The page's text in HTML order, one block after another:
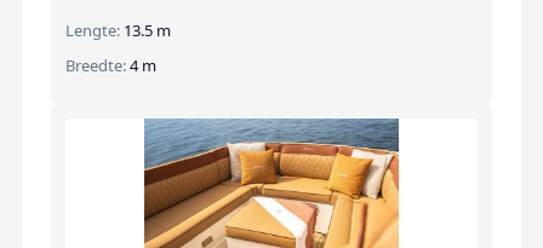
Lengte:13.5 m
Breedte:4 m